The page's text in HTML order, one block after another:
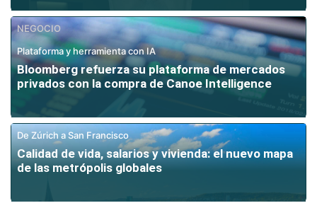
NEGOCIO
Plataforma y herramienta con IA
Bloomberg refuerza su plataforma de mercados
privados con la compra de Canoe Intelligence
De Zúrich a San Francisco
Calidad de vida, salarios y vivienda: el nuevo mapa
de las metrópolis globales